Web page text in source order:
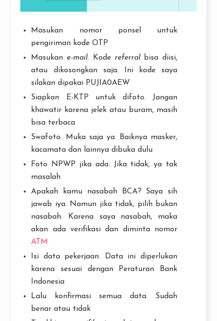
Masukan nomor ponsel untuk
pengiriman kode OTP
Masukane-mail. Kode referralbisa diisi,
atau dikosongkan saja. Ini kode saya
silakan dipakai PUJIA0AEW
Siapkan E-KTP untuk difoto. Jangan
khawatir karena jelek atau buram, masih
bisa terbaca
Swafoto. Muka saja ya. Baiknya masker,
kacamata dan lainnya dibuka dulu
Foto NPWP jika ada. Jika tidak, ya tak
masalah
Apakah kamu nasabah BCA? Saya sih
jawab iya. Namun jika tidak, pilih bukan
nasabah. Karena saya nasabah, maka
akan ada verifikasi dan diminta nomor
ATM
Isi data pekerjaan. Data ini diperlukan
karena sesuai dengan Peraturan Bank
Indonesia
Lalu konfirmasi semua data. Sudah
benar atau tidak